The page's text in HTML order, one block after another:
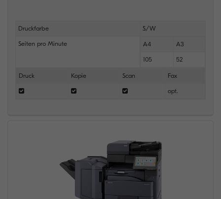
Druckfarbe S/W
Seiten pro Minute A4 A3
105 52
Druck Kopie Scan Fax
opt.